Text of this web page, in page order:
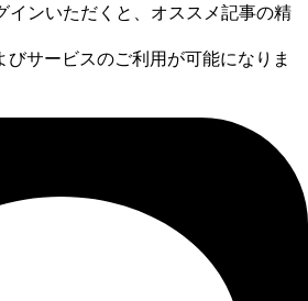
インいただくと、オススメ記事の精
サービスのご利用が可能になりま